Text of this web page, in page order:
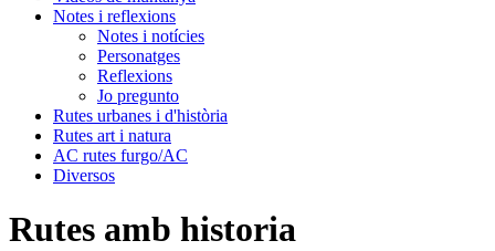
Notes i reflexions
Notes i notícies
Personatges
Reflexions
Jo pregunto
Rutes urbanes i d'història
Rutes art i natura
AC rutes furgo/AC
Diversos
Rutes amb historia